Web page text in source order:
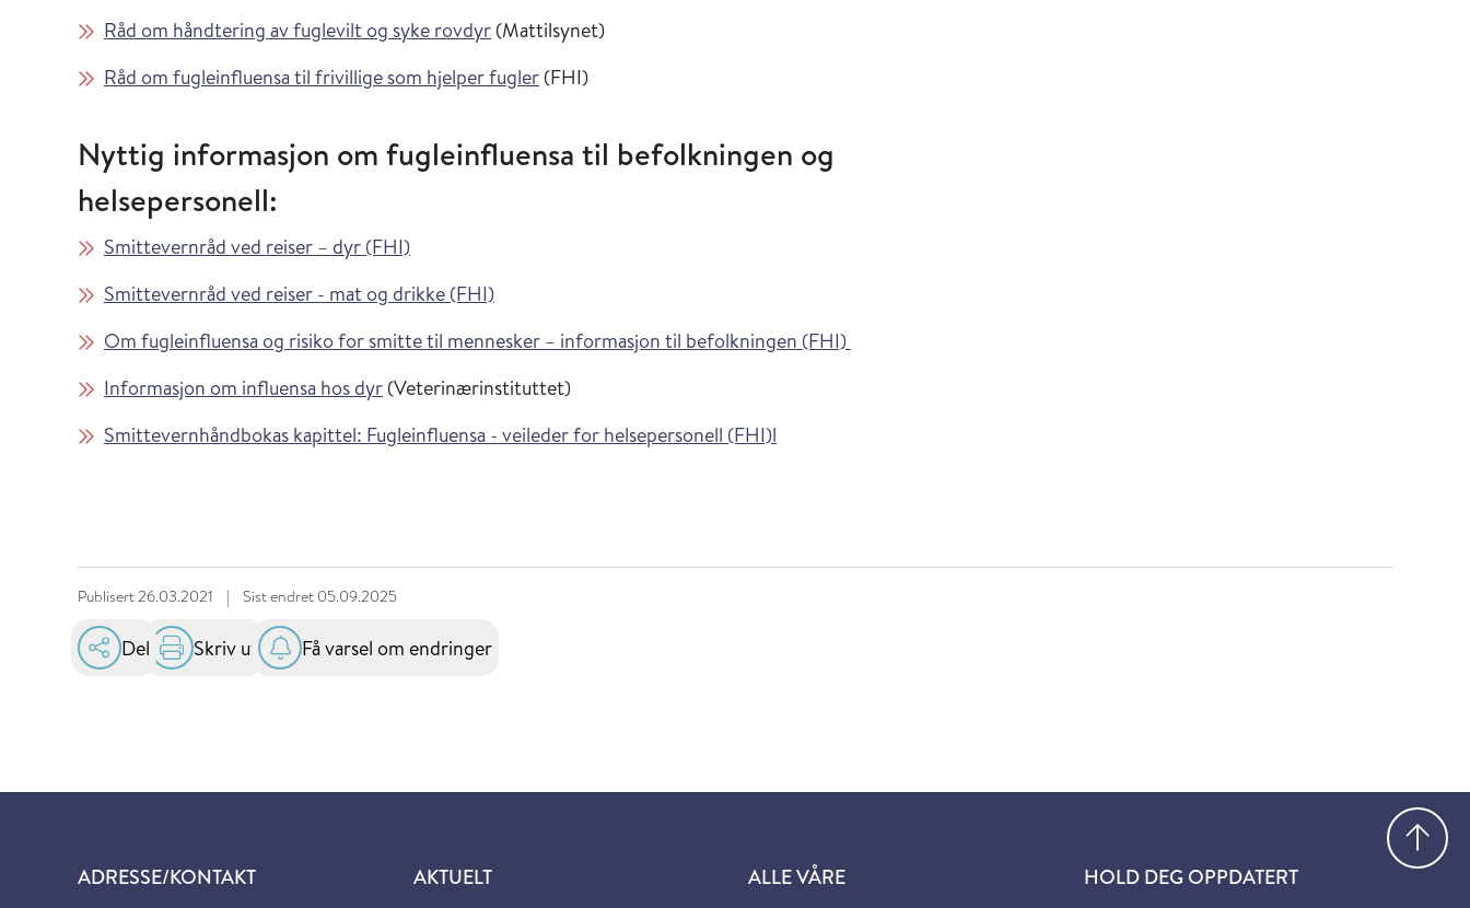
Råd om håndtering av fuglevilt og syke rovdyr (Mattilsynet)
Råd om fugleinfluensa til frivillige som hjelper fugler (FHI)
Nyttig informasjon om fugleinfluensa til befolkningen og
helsepersonell:
Smittevernråd ved reiser – dyr (FHI)
Smittevernråd ved reiser - mat og drikke (FHI)
Om fugleinfluensa og risiko for smitte til mennesker – informasjon til befolkningen (FHI)
Informasjon om influensa hos dyr (Veterinærinstituttet)
Smittevernhåndbokas kapittel: Fugleinfluensa - veileder for helsepersonell (FHI)l
Publisert26.03.2021 | Sist endret 05.09.2025
Del Skriv ut Få varsel om endringer
ADRESSE/KONTAKT AKTUELT ALLE VÅRE HOLD DEG OPPDATERT